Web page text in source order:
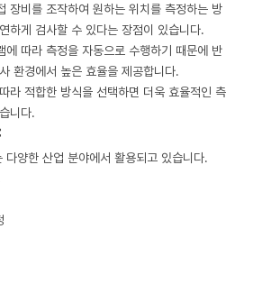
장비를 조작하여 원하는 위치를 측정하는 방
하게 검사할 수 있다는 장점이 있습니다.
에 따라 측정을 자동으로 수행하기 때문에 반
환경에서 높은 효율을 제공합니다.
라 적합한 방식을 선택하면 더욱 효율적인 측
니다.
다양한 산업 분야에서 활용되고 있습니다.